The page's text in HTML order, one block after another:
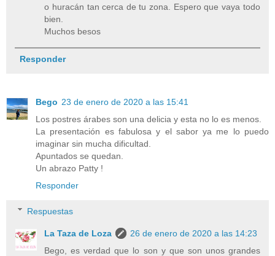
o huracán tan cerca de tu zona. Espero que vaya todo
bien.
Muchos besos
Responder
Bego 23 de enero de 2020 a las 15:41
Los postres árabes son una delicia y esta no lo es menos.
La presentación es fabulosa y el sabor ya me lo puedo
imaginar sin mucha dificultad.
Apuntados se quedan.
Un abrazo Patty !
Responder
Respuestas
La Taza de Loza
26 de enero de 2020 a las 14:23
Bego, es verdad que lo son y que son unos grandes